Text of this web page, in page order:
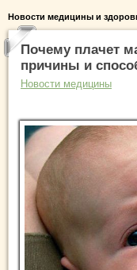
Новости медицины и
Почему плачет
причины и
Новости медицины